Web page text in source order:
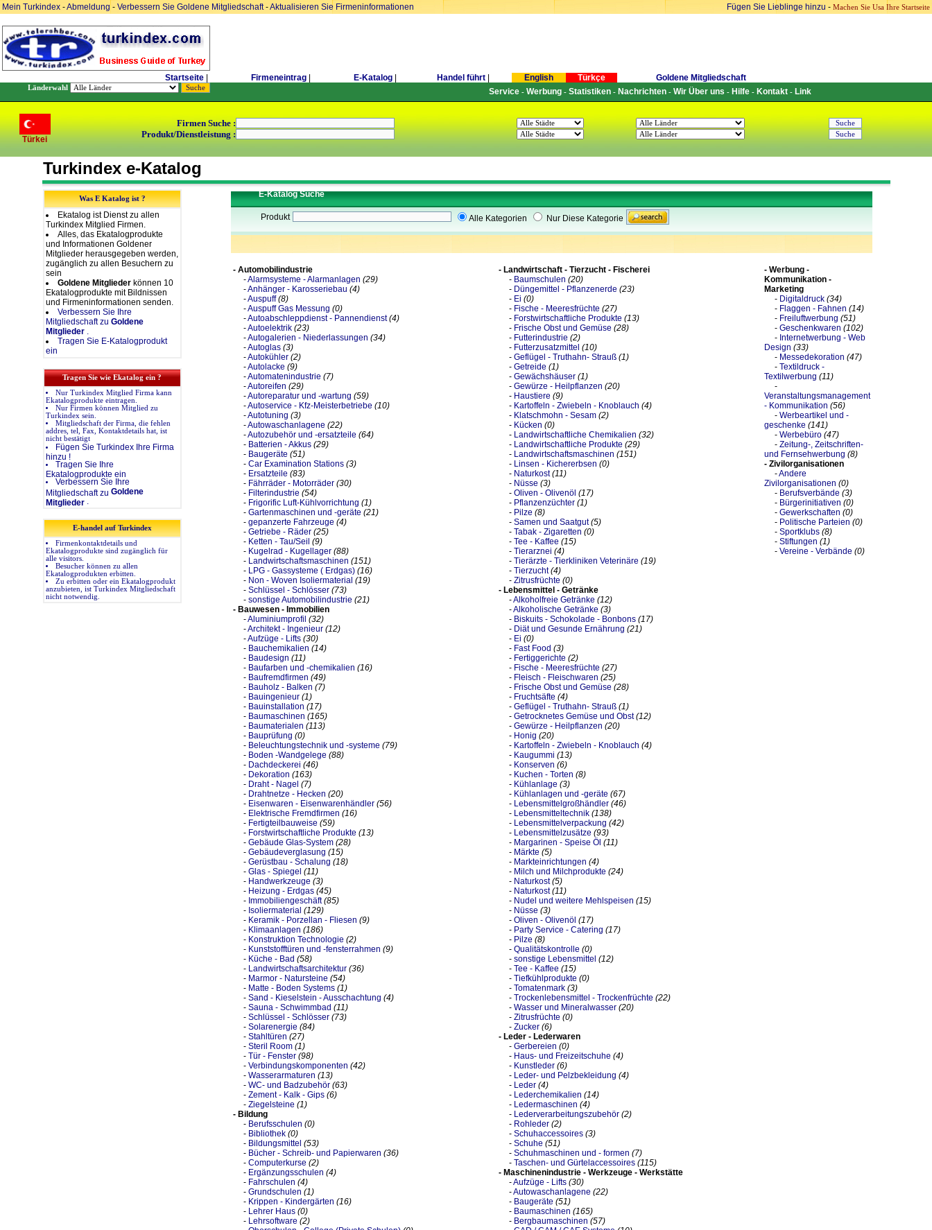
Mein Turkindex -Abmeldung- Verbessern Sie Goldene Mitgliedschaft-Aktualisieren Sie Firmeninformationen Fügen Sie Lieblinge hinzu - Machen Sie Usa Ihre Startseite
Startseite Firmeneintrag E-Katalog Handel führt English Türkçe Goldene Mitgliedschaft
Länderwahl Service- Werbung- Statistiken- Nachrichten- Wir Über uns - Hilfe- Kontakt- Link
Türkei
Firmen Suche :
Produkt/Dienstleistung :
Turkindex e-Katalog
Was E Katalog ist ?
Ekatalog ist Dienst zu allen
Turkindex Mitglied Firmen.
Alles, das Ekatalogprodukte
und Informationen Goldener
Mitglieder herausgegeben werden,
zugänglich zu allen Besuchern zu
sein
Goldene Mitgliederkönnen 10
Ekatalogprodukte mit Bildnissen
und Firmeninformationen senden.
Verbessern Sie Ihre
Mitgliedschaft zu Goldene
Mitglieder.
Tragen Sie E-Katalogprodukt
ein
Tragen Sie wie Ekatalog ein ?
Nur Turkindex Mitglied Firma kann
Ekatalogprodukte eintragen.
Nur Firmen können Mitglied zu
Turkindex sein.
Mitgliedschaft der Firma, die fehlen
addres, tel, Fax, Kontaktdetails hat, ist
nicht bestätigt
Fügen Sie Turkindex Ihre Firma
hinzu !
Tragen Sie Ihre
Ekatalogprodukte ein
Verbessern Sie Ihre
Mitgliedschaft zu Goldene
Mitglieder.
E-handel auf Turkindex
Firmenkontaktdetails und
Ekatalogprodukte sind zugänglich für
alle visitors.
Besucher können zu allen
Ekatalogprodukten erbitten.
Zu erbitten oder ein Ekatalogprodukt
anzubieten, ist Turkindex Mitgliedschaft
nicht notwendig.
E-Katalog Suche
Produkt Alle Kategorien Nur Diese Kategorie
- Automobilindustrie
-Alarmsysteme - Alarmanlagen (29)
-Anhänger - Karosseriebau (4)
-Auspuff (8)
-Auspuff Gas Messung (0)
-Autoabschleppdienst - Pannendienst (4)
-Autoelektrik (23)
-Autogalerien - Niederlassungen (34)
-Autoglas (3)
-Autokühler (2)
-Autolacke (9)
-Automatenindustrie (7)
-Autoreifen (29)
-Autoreparatur und -wartung (59)
-Autoservice - Kfz-Meisterbetriebe (10)
-Autotuning (3)
-Autowaschanlagene (22)
-Autozubehör und -ersatzteile (64)
- Batterien - Akkus (29)
- Baugeräte (51)
- Car Examination Stations (3)
- Ersatzteile (83)
- Fährräder - Motorräder (30)
- Filterindustrie (54)
- Frigorific Luft-Kühlvorrichtung (1)
- Gartenmaschinen und -geräte (21)
- gepanzerte Fahrzeuge (4)
- Getriebe - Räder (25)
- Ketten - Tau/Seil (9)
- Kugelrad - Kugellager (88)
- Landwirtschaftsmaschinen (151)
- LPG - Gassysteme ( Erdgas) (16)
- Non - Woven Isoliermaterial (19)
- Schlüssel - Schlösser (73)
- sonstige Automobilindustrie (21)
- Bauwesen - Immobilien
-Aluminiumprofil (32)
-Architekt - Ingenieur (12)
-Aufzüge - Lifts (30)
- Bauchemikalien (14)
- Baudesign (11)
- Baufarben und -chemikalien (16)
- Baufremdfirmen (49)
- Bauholz - Balken (7)
- Bauingenieur (1)
- Bauinstallation (17)
- Baumaschinen (165)
- Baumaterialen (113)
- Bauprüfung (0)
- Beleuchtungstechnik und -systeme (79)
- Boden -Wandgelege (88)
- Dachdeckerei (46)
- Dekoration (163)
- Draht - Nagel (7)
- Drahtnetze - Hecken (20)
- Eisenwaren - Eisenwarenhändler (56)
- Elektrische Fremdfirmen (16)
- Fertigteilbauweise (59)
- Forstwirtschaftliche Produkte (13)
- Gebäude Glas-System (28)
- Gebäudeverglasung (15)
- Gerüstbau - Schalung (18)
- Glas - Spiegel (11)
- Handwerkzeuge (3)
- Heizung - Erdgas (45)
- Immobiliengeschäft (85)
- Isoliermaterial (129)
- Keramik - Porzellan - Fliesen (9)
- Klimaanlagen (186)
- Konstruktion Technologie (2)
- Kunststofftüren und -fensterrahmen (9)
- Küche - Bad (58)
- Landwirtschaftsarchitektur (36)
- Marmor - Natursteine (54)
- Matte - Boden Systems (1)
- Sand - Kieselstein - Ausschachtung (4)
- Sauna - Schwimmbad (11)
- Schlüssel - Schlösser (73)
- Solarenergie (84)
- Stahltüren (27)
- Steril Room (1)
- Tür - Fenster (98)
- Verbindungskomponenten (42)
- Wasserarmaturen (13)
- WC- und Badzubehör (63)
- Zement - Kalk - Gips (6)
- Ziegelsteine (1)
- Bildung
- Berufsschulen (0)
- Bibliothek (0)
- Bildungsmittel (53)
- Bücher - Schreib- und Papierwaren (36)
- Computerkurse (2)
- Ergänzungsschulen (4)
- Fahrschulen (4)
- Grundschulen (1)
- Krippen - Kindergärten (16)
- Lehrer Haus (0)
- Lehrsoftware (2)
- Landwirtschaft - Tierzucht - Fischerei
- Baumschulen (20)
- Düngemittel - Pflanzenerde (23)
- Ei (0)
- Fische - Meeresfrüchte (27)
- Forstwirtschaftliche Produkte (13)
- Frische Obst und Gemüse (28)
- Futterindustrie (2)
- Futterzusatzmittel (10)
- Geflügel - Truthahn- Strauß (1)
- Getreide (1)
- Gewächshäuser (1)
- Gewürze - Heilpflanzen (20)
- Haustiere (9)
- Kartoffeln - Zwiebeln - Knoblauch (4)
- Klatschmohn - Sesam (2)
- Kücken (0)
- Landwirtschaftliche Chemikalien (32)
- Landwirtschaftliche Produkte (29)
- Landwirtschaftsmaschinen (151)
- Linsen - Kichererbsen (0)
- Naturkost (11)
- Nüsse (3)
- Oliven - Olivenöl (17)
- Pflanzenzüchter (1)
- Pilze (8)
- Samen und Saatgut (5)
- Tabak - Zigaretten (0)
- Tee - Kaffee (15)
- Tierarznei (4)
- Tierärzte - Tierkliniken Veterinäre (19)
- Tierzucht (4)
- Zitrusfrüchte (0)
- Lebensmittel - Getränke
-Alkoholfreie Getränke (12)
-Alkoholische Getränke (3)
- Biskuits - Schokolade - Bonbons (17)
- Diät und Gesunde Ernährung (21)
- Ei (0)
- Fast Food (3)
- Fertiggerichte (2)
- Fische - Meeresfrüchte (27)
- Fleisch - Fleischwaren (25)
- Frische Obst und Gemüse (28)
- Fruchtsäfte (4)
- Geflügel - Truthahn- Strauß (1)
- Getrocknetes Gemüse und Obst (12)
- Gewürze - Heilpflanzen (20)
- Honig (20)
- Kartoffeln - Zwiebeln - Knoblauch (4)
- Kaugummi (13)
- Konserven (6)
- Kuchen - Torten (8)
- Kühlanlage (3)
- Kühlanlagen und -geräte (67)
- Lebensmittelgroßhändler (46)
- Lebensmitteltechnik (138)
- Lebensmittelverpackung (42)
- Lebensmittelzusätze (93)
- Margarinen - Speise Öl (11)
- Märkte (5)
- Markteinrichtungen (4)
- Milch und Milchprodukte (24)
- Naturkost (5)
- Naturkost (11)
- Nudel und weitere Mehlspeisen (15)
- Nüsse (3)
- Oliven - Olivenöl (17)
- Party Service - Catering (17)
- Pilze (8)
- Qualitätskontrolle (0)
- sonstige Lebensmittel (12)
- Tee - Kaffee (15)
- Tiefkühlprodukte (0)
- Tomatenmark (3)
- Trockenlebensmittel - Trockenfrüchte (22)
- Wasser und Mineralwasser (20)
- Zitrusfrüchte (0)
- Zucker (6)
- Leder - Lederwaren
- Gerbereien (0)
- Haus- und Freizeitschuhe (4)
- Kunstleder (6)
- Leder- und Pelzbekleidung (4)
- Leder (4)
- Lederchemikalien (14)
- Ledermaschinen (4)
- Lederverarbeitungszubehör (2)
- Rohleder (2)
- Schuhaccessoires (3)
- Schuhe (51)
- Schuhmaschinen und - formen (7)
- Taschen- und Gürtelaccessoires (115)
- Maschinenindustrie - Werkzeuge - Werkstätte
-Aufzüge - Lifts (30)
-Autowaschanlagene (22)
- Baugeräte (51)
- Baumaschinen (165)
- Bergbaumaschinen (57)
- Werbung -
Kommunikation -
Marketing
- Digitaldruck (34)
- Flaggen - Fahnen (14)
- Freiluftwerbung (51)
- Geschenkwaren (102)
- Internetwerbung - Web
Design (33)
- Messedekoration (47)
- Textildruck -
Textilwerbung (11)
-
Veranstaltungsmanagement
- Kommunikation (56)
- Werbeartikel und -
geschenke (141)
- Werbebüro (47)
- Zeitung-, Zeitschriften-
und Fernsehwerbung (8)
- Zivilorganisationen
-Andere
Zivilorganisationen (0)
- Berufsverbände (3)
- Bürgerinitiativen (0)
- Gewerkschaften (0)
- Politische Parteien (0)
- Sportklubs (8)
- Stiftungen (1)
- Vereine - Verbände (0)